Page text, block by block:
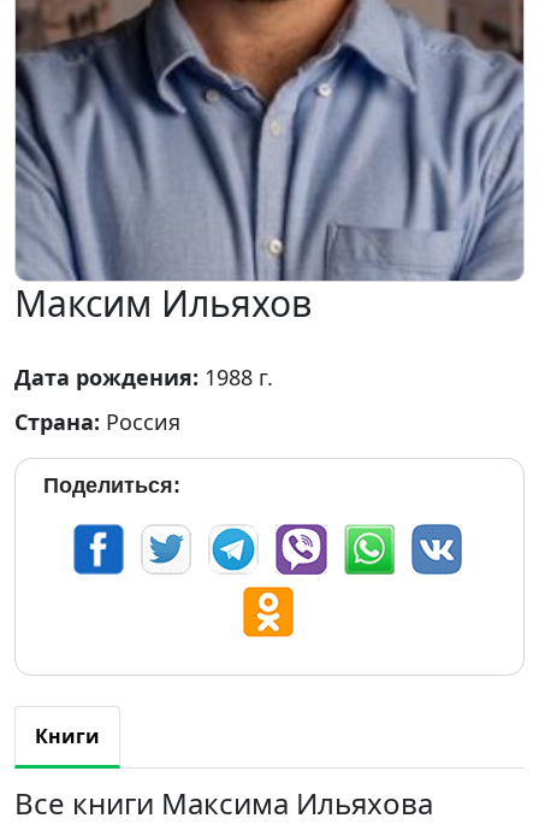
Максим Ильяхов
Дата рождения: 1988 г.
Страна: Россия
Поделиться:
Книги
Все книги Максима Ильяхова